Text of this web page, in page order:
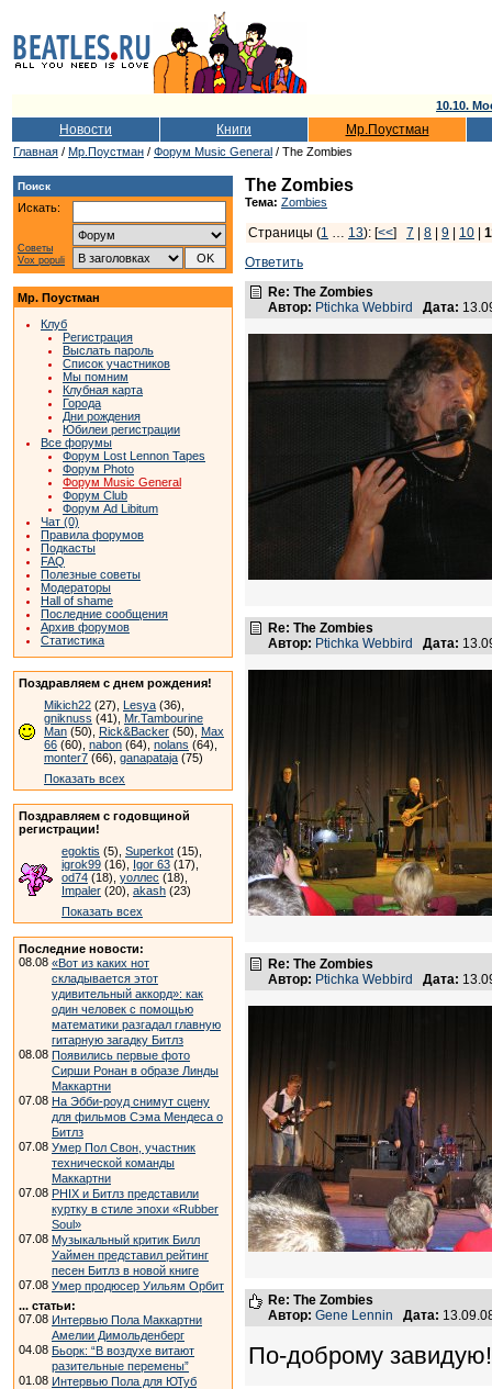
10.10.
Новости Книги Мр.Поустман
Главная / Мр.Поустман / Форум Music General / The Zombies
Поиск
Искать:
Советы
Vox populi
Мр. Поустман
Клуб
Регистрация
Выслать пароль
Список участников
Мы помним
Клубная карта
Города
Дни рождения
Юбилеи регистрации
Все форумы
Форум Lost Lennon Tapes
Форум Photo
Форум Music General
Форум Club
Форум Ad Libitum
Чат (0)
Правила форумов
Подкасты
FAQ
Полезные советы
Модераторы
Hall of shame
Последние сообщения
Архив форумов
Статистика
Поздравляем с днем рождения!
Mikich22 (27), Lesya (36),
gniknuss (41), Mr.Tambourine
Man (50), Rick&Backer (50), Max
66 (60), nabon (64), nolans (64),
monter7 (66), ganapataja (75)
Показать всех
Поздравляем с годовщиной
регистрации!
egoktis (5), Superkot (15),
igrok99 (16), Igor 63 (17),
od74 (18), уоллес (18),
Impaler (20), akash (23)
Показать всех
Последние новости:
08.08 «Вот из каких нот
складывается этот
удивительный аккорд»: как
один человек с помощью
математики разгадал главную
гитарную загадку Битлз
08.08 Появились первые фото
Сирши Ронан в образе Линды
Маккартни
07.08 На Эбби-роуд снимут сцену
для фильмов Сэма Мендеса о
Битлз
07.08 Умер Пол Свон, участник
технической команды
Маккартни
07.08 PHIX и Битлз представили
куртку в стиле эпохи «Rubber
Soul»
07.08 Музыкальный критик Билл
Уаймен представил рейтинг
песен Битлз в новой книге
07.08 Умер продюсер Уильям Орбит
... статьи:
07.08 Интервью Пола Маккартни
Амелии Димольденберг
04.08 Бьорк: “В воздухе витают
разительные перемены”
01.08 Интервью Пола для ЮТуб
The Zombies
Тема: Zombies
Страницы (1 … 13): [<<] 7 8 9 10
Ответить
Re: The Zombies
Автор: Ptichka Webbird Дата:
Re: The Zombies
Автор: Ptichka Webbird Дата:
Re: The Zombies
Автор: Ptichka Webbird Дата:
Re: The Zombies
Автор: Gene Lennin Дата:
По-доброму